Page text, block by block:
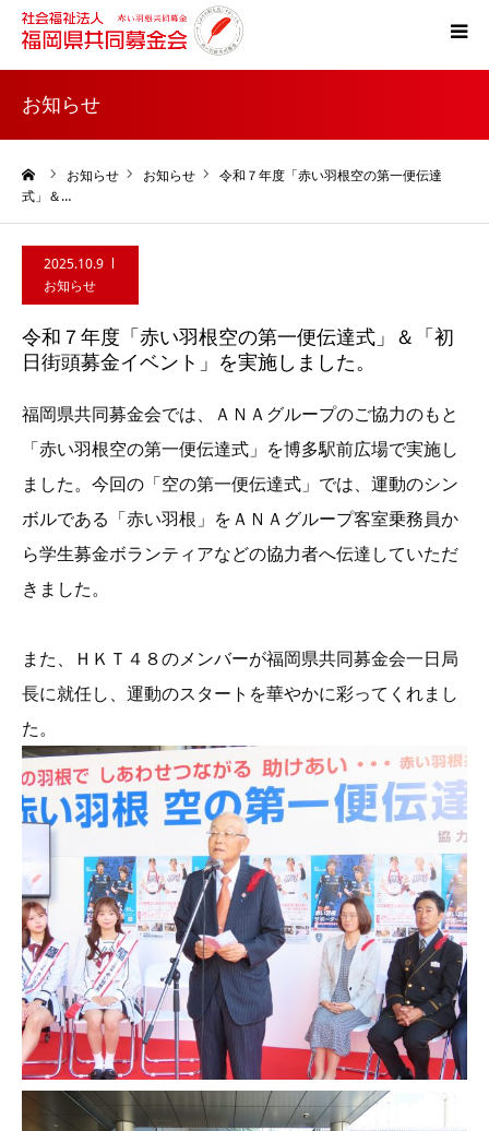
お知らせ
お知らせ お知らせ
令和７年度「赤い羽根空の第一便伝達
式」＆…
2025.10.9
お知らせ
令和７年度「赤い羽根空の第一便伝達式」＆「初
日街頭募金イベント」を実施しました。
福岡県共同募金会では、ＡＮＡグループのご協力のもと
「赤い羽根空の第一便伝達式」を博多駅前広場で実施し
ました。今回の「空の第一便伝達式」では、運動のシン
ボルである「赤い羽根」をＡＮＡグループ客室乗務員か
ら学生募金ボランティアなどの協力者へ伝達していただ
きました。
また、ＨＫＴ４８のメンバーが福岡県共同募金会一日局
長に就任し、運動のスタートを華やかに彩ってくれまし
た。
ホーム
税制上の優遇措置
よくある質問